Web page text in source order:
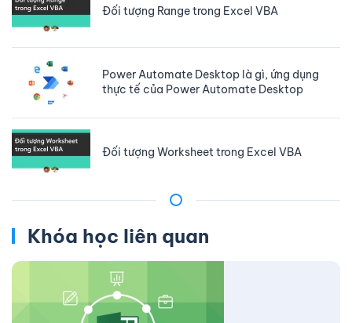
Đối tượng Range trong Excel VBA
Power Automate Desktop là gì, ứng dụng
thực tế của Power Automate Desktop
Đối tượng Worksheet trong Excel VBA
Khóa học liên quan